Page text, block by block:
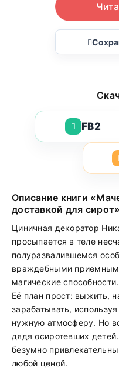
FB2
Описание книги
доставкой для сирот»
Циничная декоратор
просыпается в теле
полуразвалившемся
враждебными
магические способности.
Её план прост: выжить,
зарабатывать,
нужную атмосферу. Но
дядя осиротевших
безумно
любой ценой.